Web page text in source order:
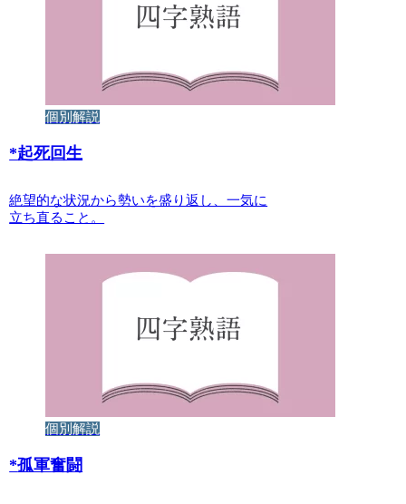
個別解説
*起死回生
絶望的な状況から勢いを盛り返し、一気に
立ち直ること。
個別解説
*孤軍奮闘